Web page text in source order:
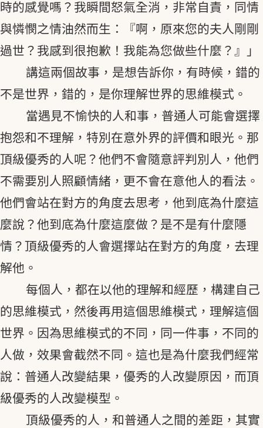
時的感覺嗎？我瞬間怒氣全消，非常自責，同情
與憐憫之情油然而生：『啊，原來您的夫人剛剛
過世？我感到很抱歉！我能為您做些什麼？』」
講這兩個故事，是想告訴你，有時候，錯的
不是世界，錯的，是你理解世界的思維模式。
當遇見不愉快的人和事，普通人可能會選擇
抱怨和不理解，特別在意外界的評價和眼光。那
頂級優秀的人呢？他們不會隨意評判別人，他們
不需要別人照顧情緒，更不會在意他人的看法。
他們會站在對方的角度去思考，他到底為什麼這
麼說？他到底為什麼這麼做？是不是有什麼隱
情？頂級優秀的人會選擇站在對方的角度，去理
解他。
每個人，都在以他的理解和經歷，構建自己
的思維模式，然後再用這個思維模式，理解這個
世界。因為思維模式的不同，同一件事，不同的
人做，效果會截然不同。這也是為什麼我們經常
說：普通人改變結果，優秀的人改變原因，而頂
級優秀的人改變模型。
頂級優秀的人，和普通人之間的差距，其實